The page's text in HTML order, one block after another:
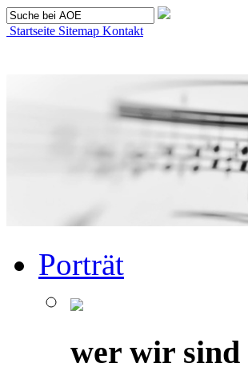
Startseite Sitemap Kontakt
Porträt
wer wir sind